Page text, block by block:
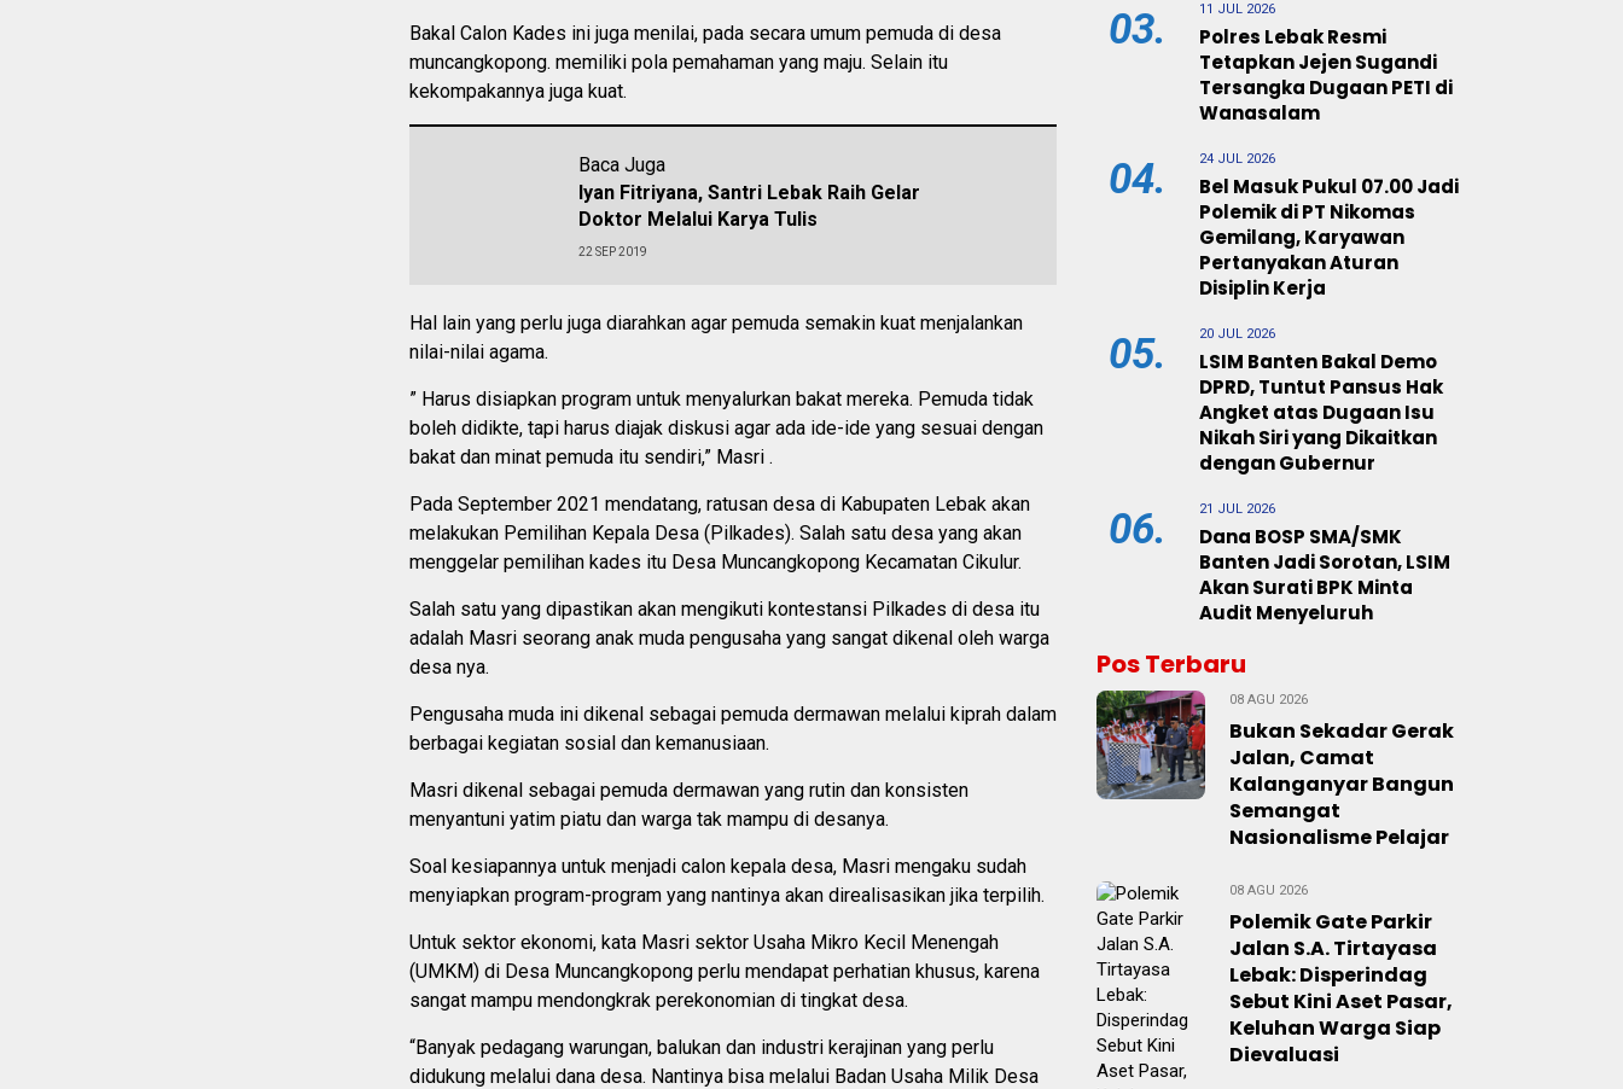
Bakal Calon Kades ini juga menilai, pada secara umum pemuda di desa
muncangkopong. memiliki pola pemahaman yang maju. Selain itu
kekompakannya juga kuat.
Baca Juga
Iyan Fitriyana, Santri Lebak Raih Gelar
Doktor Melalui Karya Tulis
22 SEP 2019
Hal lain yang perlu juga diarahkan agar pemuda semakin kuat menjalankan
nilai-nilai agama.
” Harus disiapkan program untuk menyalurkan bakat mereka. Pemuda tidak
boleh didikte, tapi harus diajak diskusi agar ada ide-ide yang sesuai dengan
bakat dan minat pemuda itu sendiri,” Masri .
Pada September 2021 mendatang, ratusan desa di Kabupaten Lebak akan
melakukan Pemilihan Kepala Desa (Pilkades). Salah satu desa yang akan
menggelar pemilihan kades itu Desa Muncangkopong Kecamatan Cikulur.
Salah satu yang dipastikan akan mengikuti kontestansi Pilkades di desa itu
adalah Masri seorang anak muda pengusaha yang sangat dikenal oleh warga
desa nya.
Pengusaha muda ini dikenal sebagai pemuda dermawan melalui kiprah dalam
berbagai kegiatan sosial dan kemanusiaan.
Masri dikenal sebagai pemuda dermawan yang rutin dan konsisten
menyantuni yatim piatu dan warga tak mampu di desanya.
Soal kesiapannya untuk menjadi calon kepala desa, Masri mengaku sudah
menyiapkan program-program yang nantinya akan direalisasikan jika terpilih.
Untuk sektor ekonomi, kata Masri sektor Usaha Mikro Kecil Menengah
(UMKM) di Desa Muncangkopong perlu mendapat perhatian khusus, karena
sangat mampu mendongkrak perekonomian di tingkat desa.
“Banyak pedagang warungan, balukan dan industri kerajinan yang perlu
didukung melalui dana desa. Nantinya bisa melalui Badan Usaha Milik Desa
03. 11 JUL 2026
Polres Lebak Resmi
Tetapkan Jejen Sugandi
Tersangka Dugaan PETI di
Wanasalam
04. 24 JUL 2026
Bel Masuk Pukul 07.00 Jadi
Polemik di PT Nikomas
Gemilang, Karyawan
Pertanyakan Aturan
Disiplin Kerja
05. 20 JUL 2026
LSIM Banten Bakal Demo
DPRD, Tuntut Pansus Hak
Angket atas Dugaan Isu
Nikah Siri yang Dikaitkan
dengan Gubernur
06. 21 JUL 2026
Dana BOSP SMA/SMK
Banten Jadi Sorotan, LSIM
Akan Surati BPK Minta
Audit Menyeluruh
Pos Terbaru
08 AGU 2026
Bukan Sekadar Gerak
Jalan, Camat
Kalanganyar Bangun
Semangat
Nasionalisme Pelajar
08 AGU 2026
Polemik Gate Parkir
Jalan S.A. Tirtayasa
Lebak: Disperindag
Sebut Kini Aset Pasar,
Keluhan Warga Siap
Dievaluasi